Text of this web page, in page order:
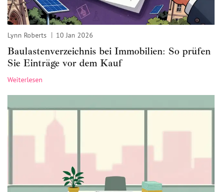
Lynn Roberts 10 Jan 2026
Baulastenverzeichnis bei Immobilien: So prüfen
Sie Einträge vor dem Kauf
Weiterlesen